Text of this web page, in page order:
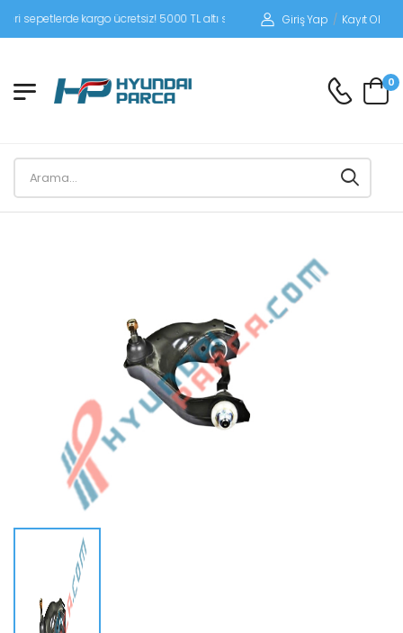
kargo ücretsiz! 5000 TL altı siparişlerinizde siparişleriniz alıcı
Giriş Yap / Kayıt Ol
0